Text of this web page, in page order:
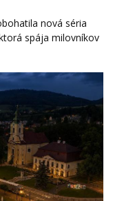
nová séria
spája milovníkov